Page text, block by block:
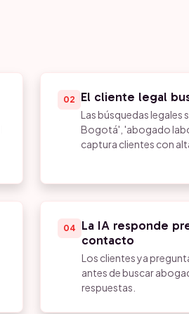
02 El cliente legal
Las búsquedas
Bogotá', 'abogado
captura clientes con
04
La IA responde
contacto
Los clientes ya
antes de buscar
respuestas.